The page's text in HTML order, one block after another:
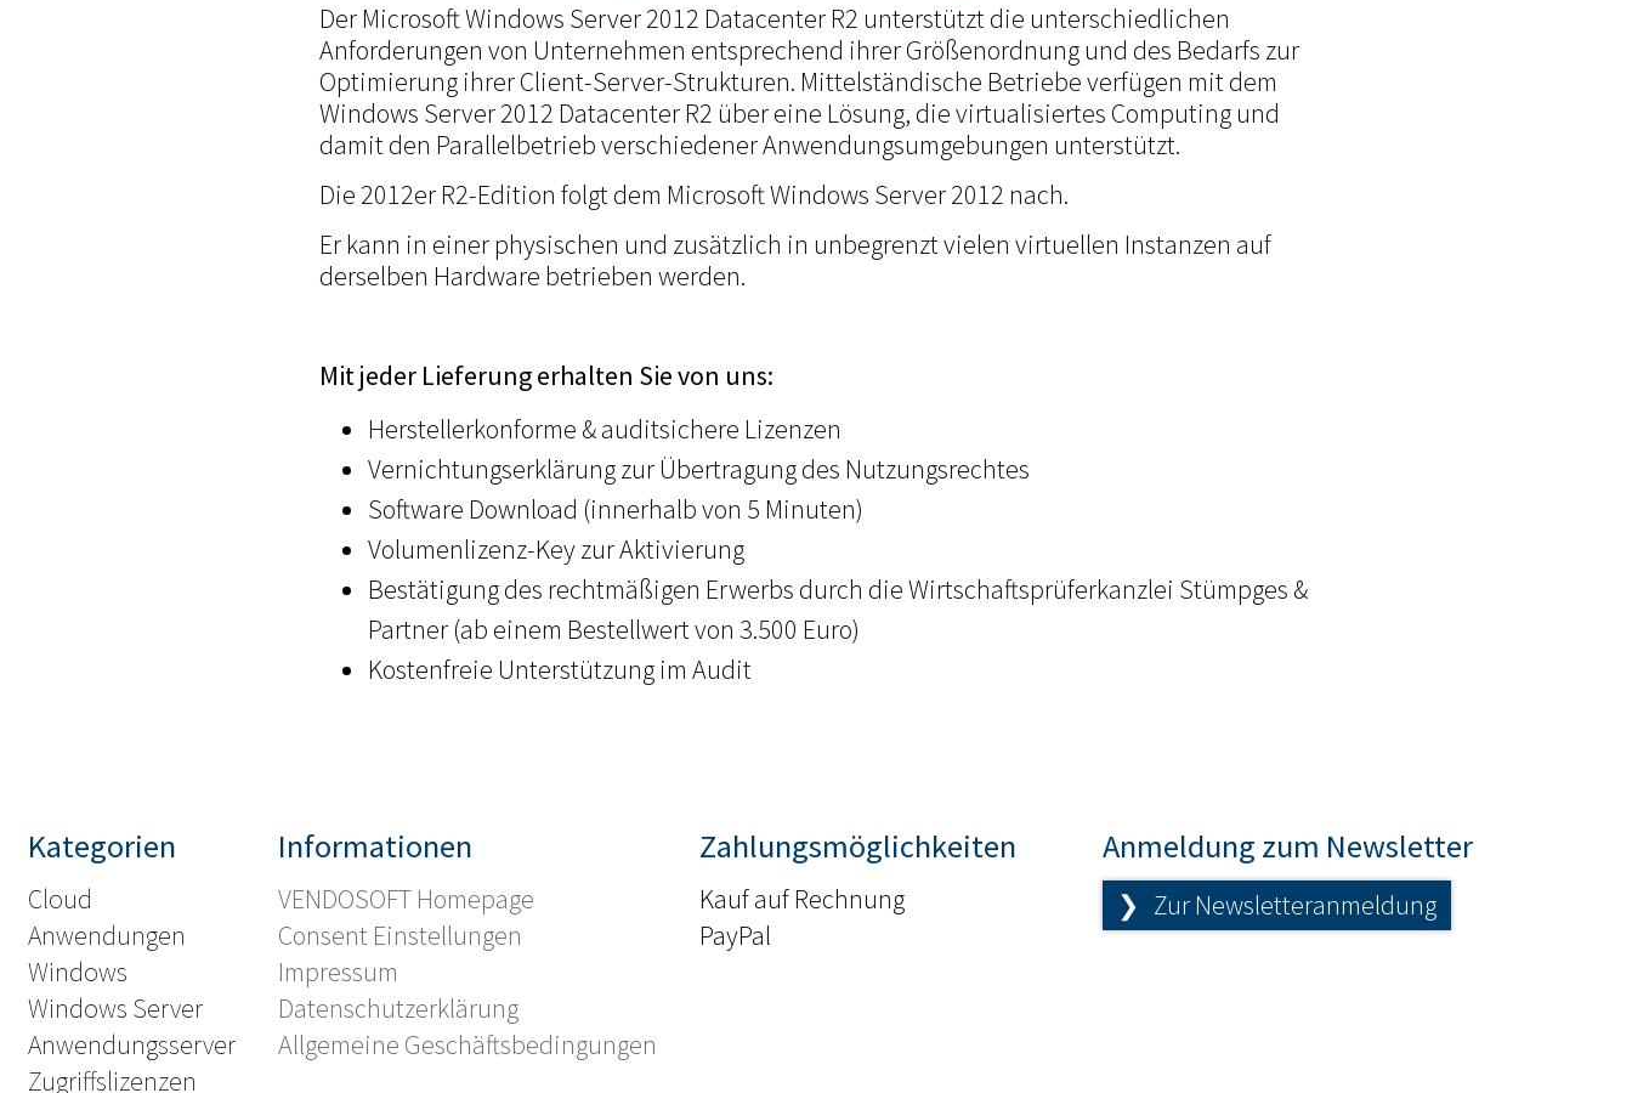
Der Microsoft Windows Server 2012 Datacenter R2 unterstützt die unterschiedlichen
Anforderungen von Unternehmen entsprechend ihrer Größenordnung und des Bedarfs zur
Optimierung ihrer Client-Server-Strukturen. Mittelständische Betriebe verfügen mit dem
Windows Server 2012 Datacenter R2 über eine Lösung, die virtualisiertes Computing und
damit den Parallelbetrieb verschiedener Anwendungsumgebungen unterstützt.
Die 2012er R2-Edition folgt dem Microsoft Windows Server 2012 nach.
Er kann in einer physischen und zusätzlich in unbegrenzt vielen virtuellen Instanzen auf
derselben Hardware betrieben werden.
Mit jeder Lieferung erhalten Sie von uns:
Herstellerkonforme & auditsichere Lizenzen
Vernichtungserklärung zur Übertragung des Nutzungsrechtes
Software Download (innerhalb von 5 Minuten)
Volumenlizenz-Key zur Aktivierung
Bestätigung des rechtmäßigen Erwerbs durch die Wirtschaftsprüferkanzlei Stümpges &
Partner (ab einem Bestellwert von 3.500 Euro)
Kostenfreie Unterstützung im Audit
Kategorien
Cloud
Anwendungen
Windows
Windows Server
Anwendungsserver
Zugriffslizenzen
Informationen
VENDOSOFT Homepage
Consent Einstellungen
Impressum
Datenschutzerklärung
Allgemeine Geschäftsbedingungen
Zahlungsmöglichkeiten
Kauf auf Rechnung
PayPal
Anmeldung zum Newsletter
❯ Zur Newsletteranmeldung